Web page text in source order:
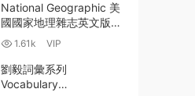
National Geographic 美
國國家地理雜志英文版
1888-2023年136年珍藏
版PDF合集 百度雲網盤下
載
1.61k VIP
劉毅詞彙系列
Vocabulary